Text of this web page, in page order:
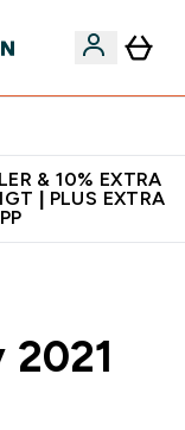
& 10% EXTRA
| PLUS EXTRA
2021